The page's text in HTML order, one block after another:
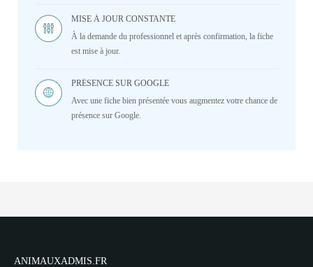
MISE À JOUR CONSTANTE
À la demande du professionnel et après confirmation, la fiche
est mise à jour.
PRÉSENCE SUR GOOGLE
Avec une fiche bien présentée vous augmentez votre chance de
présence sur Google.
ANIMAUXADMIS.FR